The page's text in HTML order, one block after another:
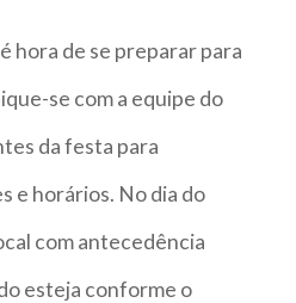
hora de se preparar para
se com a equipe do
da festa para
e horários. No dia do
com antecedência
esteja conforme o